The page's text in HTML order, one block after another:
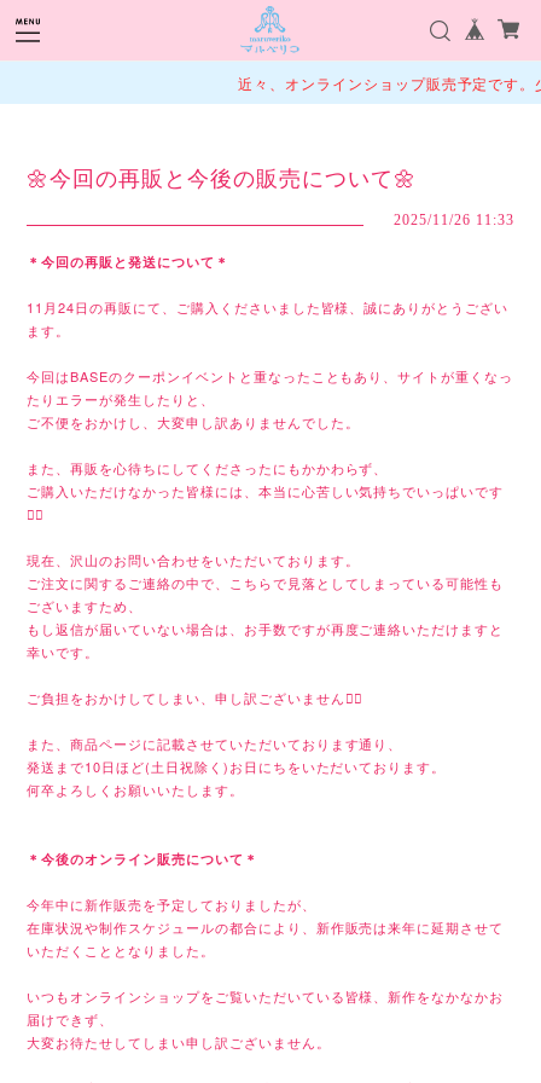
近々、オンラインショップ販売予定です。少
🌼今回の再販と今後の販売について🌼
2025/11/26 11:33
＊今回の再販と発送について＊
11月24日の再販にて、
ご購入くださいました皆様、誠にありがとうござい
ます。
今回はBASEのクーポンイベントと重なったこともあり、サイトが重くなっ
たりエラーが発生したりと、
ご不便をおかけし、大変申し訳ありませんでした。
また、再販を心待ちにしてくださったにもかかわらず、
ご購入いただけなかった皆様には、本当に心苦しい気持ちでいっぱいです
🙇‍♂️
現在、沢山のお問い合わせをいただいております。
ご注文に関するご連絡の中で、こちらで見落としてしまっている可能性も
ございますため、
もし返信が届いていない場合は、お手数ですが再度ご連絡いただけますと
幸いです。
ご負担をおかけしてしまい、申し訳ございません🙇‍♂️
また、商品ページに記載させていただいております通り、
発送まで10日ほど(土日祝除く)お日にちをいただいております。
何卒よろしくお願いいたします。
＊今後のオンライン販売について＊
今年中に新作販売を予定しておりましたが、
在庫状況や制作スケジュールの都合により、新作販売は来年に延期させて
いただくこととなりました。
いつもオンラインショップをご覧いただいている皆様、新作をなかなかお
届けできず、
大変お待たせしてしまい申し訳ございません。